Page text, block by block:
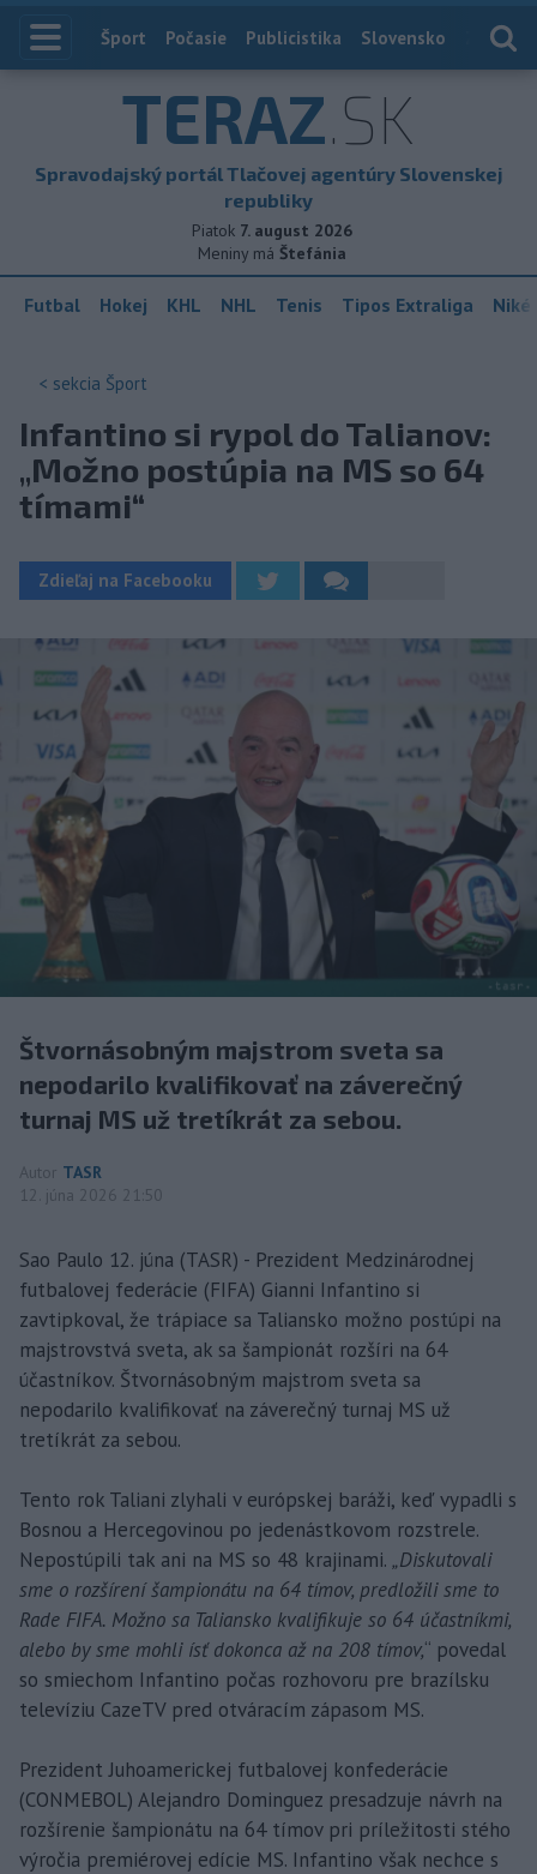
Index
Šport Počasie Publicistika Slovensko
TERAZ.SK
Spravodajský portál Tlačovej agentúry Slovenskej
republiky
Piatok 7. august 2026
Meniny má Štefánia
Futbal Hokej KHL NHL Tenis Tipos Extraliga
< sekcia Šport
Infantino si rypol do Talianov:
„Možno postúpia na MS so 64
tímami“
Zdieľaj na Facebooku
Štvornásobným majstrom sveta sa
nepodarilo kvalifikovať na záverečný
turnaj MS už tretíkrát za sebou.
Autor TASR
12. júna 2026 21:50
Sao Paulo 12. júna (TASR) - Prezident Medzinárodnej
futbalovej federácie (FIFA) Gianni Infantino si
zavtipkoval, že trápiace sa Taliansko možno postúpi na
majstrovstvá sveta, ak sa šampionát rozšíri na 64
účastníkov. Štvornásobným majstrom sveta sa
nepodarilo kvalifikovať na záverečný turnaj MS už
tretíkrát za sebou.
Tento rok Taliani zlyhali v európskej baráži, keď vypadli s
Bosnou a Hercegovinou po jedenástkovom rozstrele.
Nepostúpili tak ani na MS so 48 krajinami. „Diskutovali
sme o rozšírení šampionátu na 64 tímov, predložili sme to
Rade FIFA. Možno sa Taliansko kvalifikuje so 64 účastníkmi,
alebo by sme mohli ísť dokonca až na 208 tímov,“ povedal
so smiechom Infantino počas rozhovoru pre brazílsku
televíziu CazeTV pred otváracím zápasom MS.
Prezident Juhoamerickej futbalovej konfederácie
(CONMEBOL) Alejandro Dominguez presadzuje návrh na
rozšírenie šampionátu na 64 tímov pri príležitosti stého
výročia premiérovej edície MS. Infantino však nechce s